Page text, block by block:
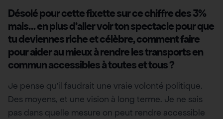
Désolé pour cette fixette sur ce chiffre des 3%
mais… en plus d’aller voir ton spectacle pour que
tu deviennes riche et célèbre, comment faire
pour aider au mieux à rendre les transports en
commun accessibles à toutes et tous ?
Je pense qu’il faudrait une vraie volonté politique.
Des moyens, et une vision à long terme. Je ne sais
pas dans quelle mesure on peut rendre accessible